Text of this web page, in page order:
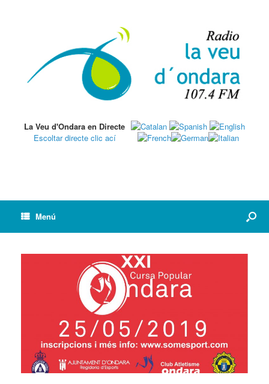
La Veu d'Ondara en Directe
Escoltar directe clic ací
Menú